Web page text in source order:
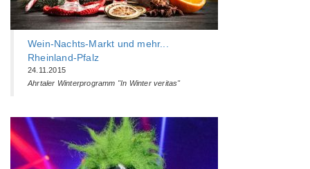
Wein-Nachts-Markt und mehr...
Rheinland-Pfalz
24.11.2015
Ahrtaler Winterprogramm "In Winter veritas"